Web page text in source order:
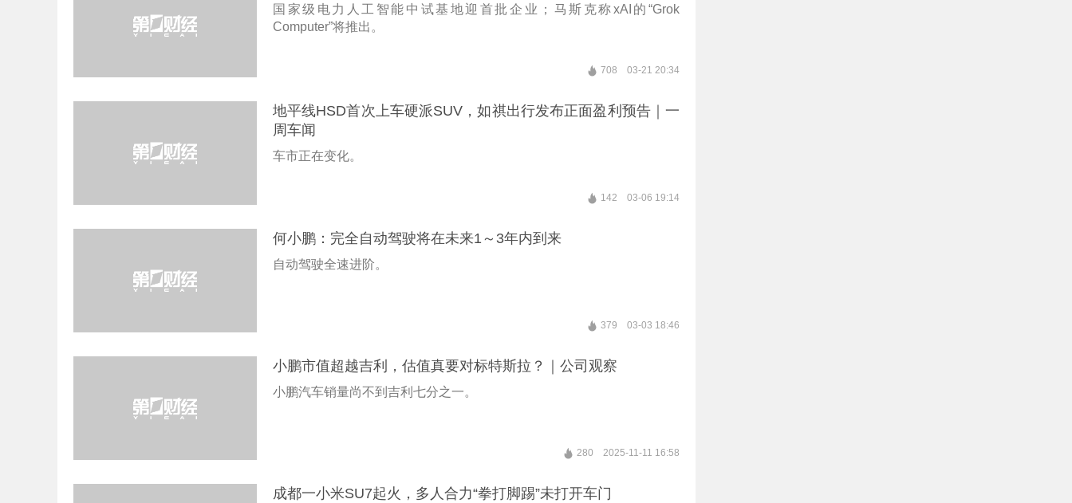
国家级电力人工智能中试基地迎首批企业；马斯克称xAI的“Grok
Computer”将推出。
708 03-21 20:34
地平线HSD首次上车硬派SUV，如祺出行发布正面盈利预告｜一
周车闻
车市正在变化。
142 03-06 19:14
何小鹏：完全自动驾驶将在未来1～3年内到来
自动驾驶全速进阶。
379 03-03 18:46
小鹏市值超越吉利，估值真要对标特斯拉？｜公司观察
小鹏汽车销量尚不到吉利七分之一。
280 2025-11-11 16:58
成都一小米SU7起火，多人合力“拳打脚踢”未打开车门